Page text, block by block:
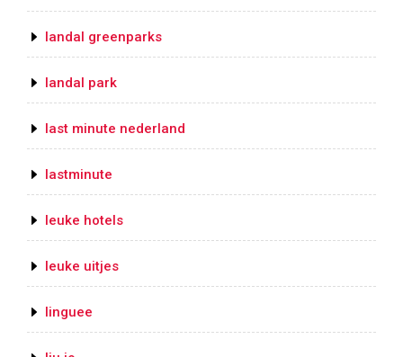
landal greenparks
landal park
last minute nederland
lastminute
leuke hotels
leuke uitjes
linguee